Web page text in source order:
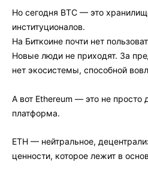
Но сегодня BTC — это
институционалов.
На Биткоине почти нет
Новые люди не приходят. За
нет экосистемы, способной
А вот Ethereum — это не просто
платформа.
ETH — нейтральное,
ценности, которое лежит в